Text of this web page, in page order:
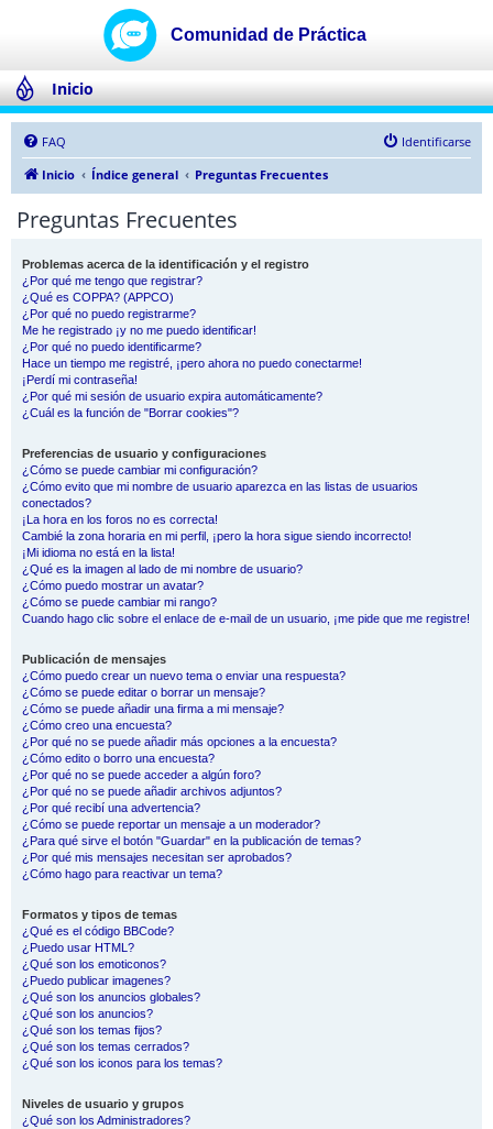
Inicio
FAQ
Identificarse
Inicio
Índice general Preguntas Frecuentes
Preguntas Frecuentes
Problemas acerca de la identificación y el registro
¿Por qué me tengo que registrar?
¿Qué es COPPA? (APPCO)
¿Por qué no puedo registrarme?
Me he registrado ¡y no me puedo identificar!
¿Por qué no puedo identificarme?
Hace un tiempo me registré, ¡pero ahora no puedo conectarme!
¡Perdí mi contraseña!
¿Por qué mi sesión de usuario expira automáticamente?
¿Cuál es la función de "Borrar cookies"?
Preferencias de usuario y configuraciones
¿Cómo se puede cambiar mi configuración?
¿Cómo evito que mi nombre de usuario aparezca en las listas de usuarios
conectados?
¡La hora en los foros no es correcta!
Cambié la zona horaria en mi perfil, ¡pero la hora sigue siendo incorrecto!
¡Mi idioma no está en la lista!
¿Qué es la imagen al lado de mi nombre de usuario?
¿Cómo puedo mostrar un avatar?
¿Cómo se puede cambiar mi rango?
Cuando hago clic sobre el enlace de e-mail de un usuario, ¡me pide que me registre!
Publicación de mensajes
¿Cómo puedo crear un nuevo tema o enviar una respuesta?
¿Cómo se puede editar o borrar un mensaje?
¿Cómo se puede añadir una firma a mi mensaje?
¿Cómo creo una encuesta?
¿Por qué no se puede añadir más opciones a la encuesta?
¿Cómo edito o borro una encuesta?
¿Por qué no se puede acceder a algún foro?
¿Por qué no se puede añadir archivos adjuntos?
¿Por qué recibí una advertencia?
¿Cómo se puede reportar un mensaje a un moderador?
¿Para qué sirve el botón "Guardar" en la publicación de temas?
¿Por qué mis mensajes necesitan ser aprobados?
¿Cómo hago para reactivar un tema?
Formatos y tipos de temas
¿Qué es el código BBCode?
¿Puedo usar HTML?
¿Qué son los emoticonos?
¿Puedo publicar imagenes?
¿Qué son los anuncios globales?
¿Qué son los anuncios?
¿Qué son los temas fijos?
¿Qué son los temas cerrados?
¿Qué son los iconos para los temas?
Niveles de usuario y grupos
¿Qué son los Administradores?